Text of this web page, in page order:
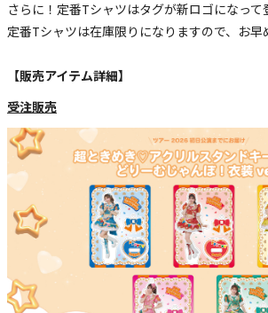
さらに！定番Tシャツはタグが新ロゴになって
定番Tシャツは在庫限りになりますので、お
【販売アイテム詳細】
受注販売